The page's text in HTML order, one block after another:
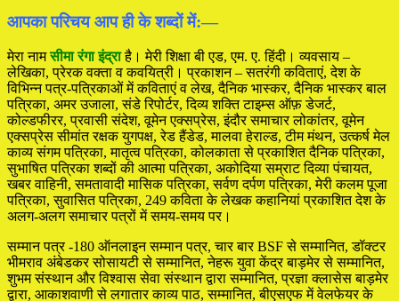
आपका परिचय आप ही के शब्दों में:—
मेरा नामसीमा रंगा इंद्राहै। मेरी शिक्षा बी एड, एम. ए. हिंदी। व्यवसाय –
लेखिका, प्रेरक वक्ता व कवयित्री। प्रकाशन – सतरंगी कविताएं, देश के
विभिन्न पत्र-पत्रिकाओं में कविताएं व लेख, दैनिक भास्कर, दैनिक भास्कर बाल
पत्रिका, अमर उजाला, संडे रिपोर्टर, दिव्य शक्ति टाइम्स ऑफ़ डेजर्ट,
कोल्डफीरर, प्रवासी संदेश, वूमेन एक्सप्रेस, इंदौर समाचार लोकांतर, वूमेन
एक्सप्रेस सीमांत रक्षक युगपक्ष, रेड हैंडेड, मालवा हेराल्ड, टीम मंथन, उत्कर्ष मेल
काव्य संगम पत्रिका, मातृत्व पत्रिका, कोलकाता से प्रकाशित दैनिक पत्रिका,
सुभाषित पत्रिका शब्दों की आत्मा पत्रिका, अकोदिया सम्राट दिव्या पंचायत,
खबर वाहिनी, समतावादी मासिक पत्रिका, सर्वण दर्पण पत्रिका, मेरी कलम पूजा
पत्रिका, सुवासित पत्रिका, 249 कविता के लेखक कहानियां प्रकाशित देश के
अलग-अलग समाचार पत्रों में समय-समय पर।
सम्मान पत्र -180 ऑनलाइन सम्मान पत्र, चार बार BSF से सम्मानित, डॉक्टर
भीमराव अंबेडकर सोसायटी से सम्मानित, नेहरू युवा केंद्र बाड़मेर से सम्मानित,
शुभम संस्थान और विश्वास सेवा संस्थान द्वारा सम्मानित, प्रज्ञा क्लासेस बाड़मेर
द्वारा, आकाशवाणी से लगातार काव्य पाठ, सम्मानित, बीएसएफ में वेलफेयर के